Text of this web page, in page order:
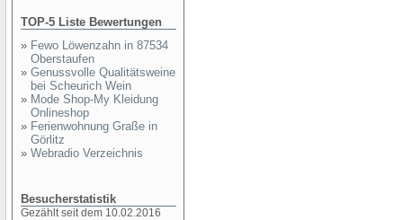
TOP-5 Liste Bewertungen
» Fewo Löwenzahn in 87534
Oberstaufen
» Genussvolle Qualitätsweine
bei Scheurich Wein
» Mode Shop-My Kleidung
Onlineshop
» Ferienwohnung Graße in
Görlitz
» Webradio Verzeichnis
Besucherstatistik
Gezählt seit dem 10.02.2016